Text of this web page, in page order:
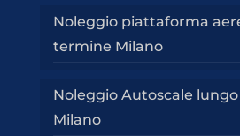
Noleggio piattaforma
termine Milano
Noleggio Autoscale
Milano